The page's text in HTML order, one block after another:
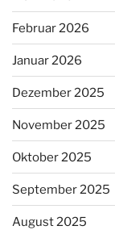
Februar 2026
Januar 2026
Dezember 2025
November 2025
Oktober 2025
September 2025
August 2025